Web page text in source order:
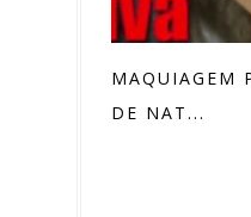
MAQUIAGEM
DE NAT...